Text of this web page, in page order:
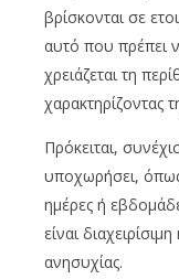
βρίσκονται σε
αυτό που πρέπει
χρειάζεται τη
χαρακτηρίζοντας
Πρόκειται,
υποχωρήσει, όπως
ημέρες ή
είναι
ανησυχίας.